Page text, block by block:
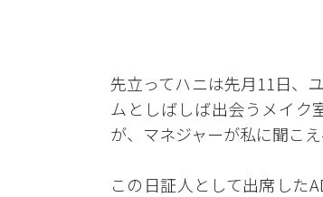
先立ってハニは先月11日、
ムとしばしば出会うメイク
が、マネジャーが私に聞こ
この日証人として出席した